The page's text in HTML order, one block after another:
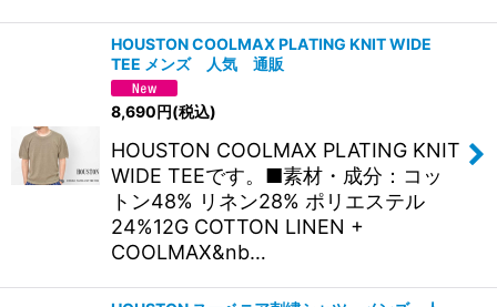
HOUSTON COOLMAX PLATING KNIT WIDE
TEE メンズ 人気 通販
8,690円(税込)
HOUSTON COOLMAX PLATING KNIT
WIDE TEEです。■素材・成分：コッ
トン48% リネン28% ポリエステル
24%12G COTTON LINEN +
COOLMAX&nb…